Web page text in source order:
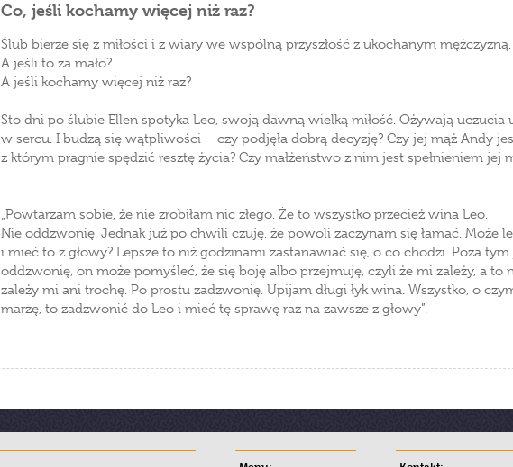
Co, jeśli kochamy więcej niż raz?
Ślub bierze się z miłości i z wiary we wspólną przyszłość z ukochanym mężczyzną.
A jeśli to za mało?
A jeśli kochamy więcej niż raz?
Sto dni po ślubie Ellen spotyka Leo, swoją dawną wielką miłość. Ożywają uczucia
w sercu. I budzą się wątpliwości – czy podjęła dobrą decyzję? Czy jej mąż Andy
z którym pragnie spędzić resztę życia? Czy małżeństwo z nim jest spełnieniem jej
„Powtarzam sobie, że nie zrobiłam nic złego. Że to wszystko przecież wina Leo.
Nie oddzwonię. Jednak już po chwili czuję, że powoli zaczynam się łamać. Może
i mieć to z głowy? Lepsze to niż godzinami zastanawiać się, o co chodzi. Poza
oddzwonię, on może pomyśleć, że się boję albo przejmuję, czyli że mi zależy, a to
zależy mi ani trochę. Po prostu zadzwonię. Upijam długi łyk wina. Wszystko, o
marzę, to zadzwonić do Leo i mieć tę sprawę raz na zawsze z głowy”.